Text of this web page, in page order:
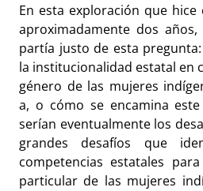
En esta exploración que
aproximadamente dos
partía justo de esta
la institucionalidad estatal en
género de las mujeres
a, o cómo se encamina este
serían eventualmente los
grandes desafíos que
competencias estatales
particular de las mujeres